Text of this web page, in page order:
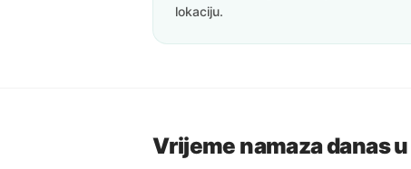
lokaciju.
Vrijeme namaza danas